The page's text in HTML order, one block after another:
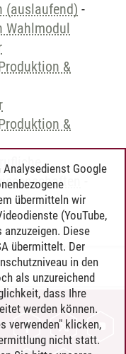
(auslaufend) -
Wahlmodul
&
&
Analysedienst Google
übermitteln wir
(YouTube,
Diese
übermittelt. Der
in den
als unzureichend
dass Ihre
werden können.
verwenden" klicken,
nicht statt.